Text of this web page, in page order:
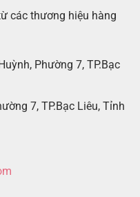
các thương hiệu hàng
Phường 7, TP.Bạc
7, TP.Bạc Liêu, Tỉnh